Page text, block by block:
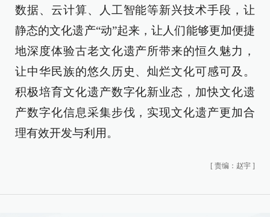
数据、云计算、人工智能等新兴技术手段，让
静态的文化遗产“动”起来，让人们能够更加便捷
地深度体验古老文化遗产所带来的恒久魅力，
让中华民族的悠久历史、灿烂文化可感可及。
积极培育文化遗产数字化新业态，加快文化遗
产数字化信息采集步伐，实现文化遗产更加合
理有效开发与利用。
[ 责编：赵宇 ]